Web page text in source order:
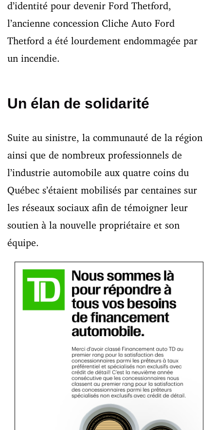
d’identité pour devenir Ford Thetford,
l’ancienne concession Cliche Auto Ford
Thetford a été lourdement endommagée par
un incendie.
Un élan de solidarité
Suite au sinistre, la communauté de la région
ainsi que de nombreux professionnels de
l’industrie automobile aux quatre coins du
Québec s’étaient mobilisés par centaines sur
les réseaux sociaux afin de témoigner leur
soutien à la nouvelle propriétaire et son
équipe.